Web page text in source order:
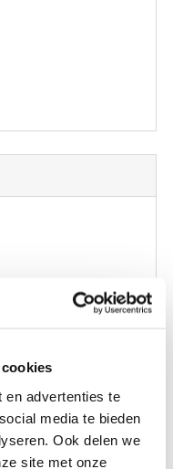
en advertenties te
media te bieden
Ook delen we
site met onze
€ 8,99
€ 175,-